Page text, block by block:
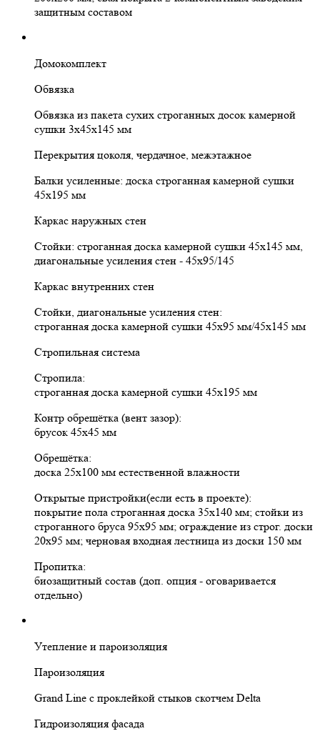
защитным составом
Домокомплект
Обвязка
Обвязка из пакета сухих строганных досок камерной
сушки 3х45х145 мм
Перекрытия цоколя, чердачное, межэтажное
Балки усиленные: доска строганная камерной сушки
45х195 мм
Каркас наружных стен
Стойки: строганная доска камерной сушки 45х145 мм,
диагональные усиления стен - 45х95/145
Каркас внутренних стен
Стойки, диагональные усиления стен:
строганная доска камерной сушки 45х95 мм/45х145 мм
Стропильная система
Стропила:
строганная доска камерной сушки 45х195 мм
Контр обрешётка (вент зазор):
брусок 45х45 мм
Обрешётка:
доска 25х100 мм естественной влажности
Открытые пристройки(если есть в проекте):
покрытие пола строганная доска 35х140 мм; стойки из
строганного бруса 95х95 мм; ограждение из строг. доски
20х95 мм; черновая входная лестница из доски 150 мм
Пропитка:
биозащитный состав (доп. опция - оговаривается
отдельно)
Утепление и пароизоляция
Пароизоляция
Grand Line с проклейкой стыков скотчем Delta
Гидроизоляция фасада